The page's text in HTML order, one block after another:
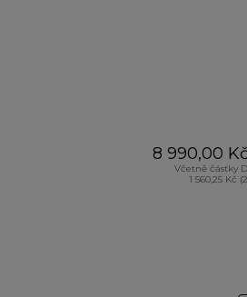
8 990,00
Včetně částky
1 560,25 Kč